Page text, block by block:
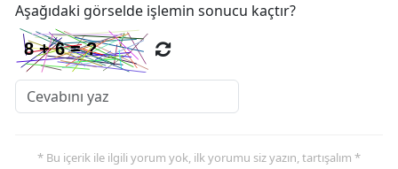
Aşağıdaki görselde işlemin sonucu kaçtır?
* Bu içerik ile ilgili yorum yok, ilk yorumu siz yazın, tartışalım *